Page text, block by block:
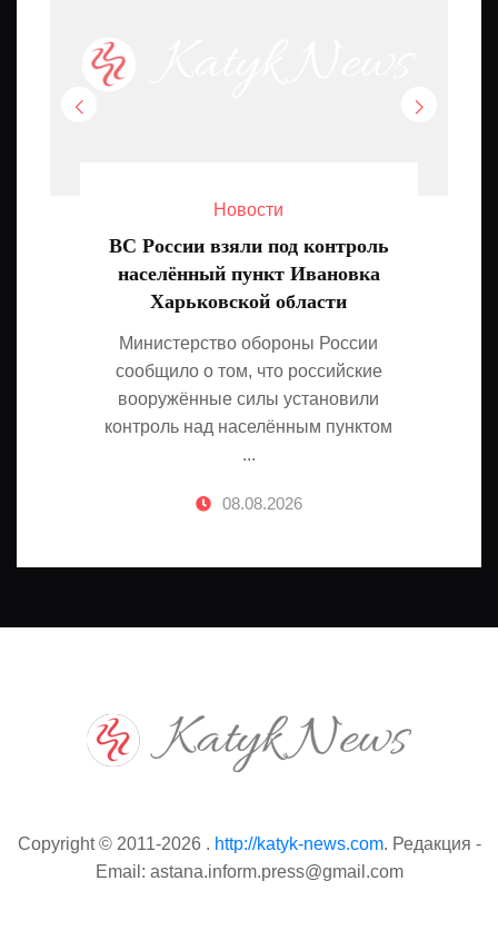
Новости
ВС России взяли под контроль
населённый пункт Ивановка
Харьковской области
Министерство обороны России
сообщило о том, что российские
вооружённые силы установили
контроль над населённым пунктом
...
08.08.2026
Copyright © 2011-2026 . http://katyk-news.com. Редакция -
Email: astana.inform.press@gmail.com